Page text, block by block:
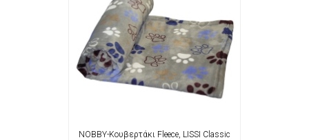
NOBBY-Κουβερτάκι Fleece, LISSI Classic